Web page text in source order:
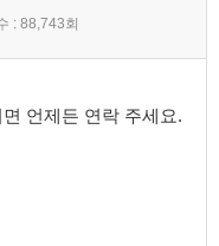
: 88,743회
언제든 연락 주세요.